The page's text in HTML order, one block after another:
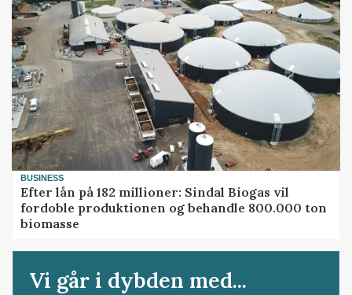
BUSINESS
Efter lån på 182 millioner: Sindal Biogas vil
fordoble produktionen og behandle 800.000 ton
biomasse
Vi går i dybden med...